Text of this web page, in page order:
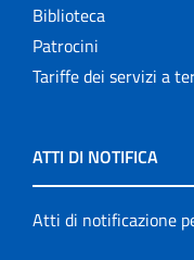
Biblioteca
Patrocini
Tariffe dei servizi a
ATTI DI NOTIFICA
Atti di notificazione